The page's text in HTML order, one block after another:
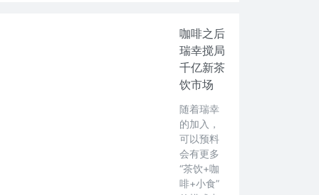
咖啡之后
瑞幸搅局
千亿新茶
饮市场
随着瑞幸
的加入，
可以预料
会有更多
“茶饮+咖
啡+小食”